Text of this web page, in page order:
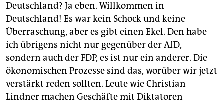
Deutschland? Ja eben. Willkommen in
Deutschland! Es war kein Schock und keine
Überraschung, aber es gibt einen Ekel. Den habe
ich übrigens nicht nur gegenüber der AfD,
sondern auch der FDP, es ist nur ein anderer. Die
ökonomischen Prozesse sind das, worüber wir jetzt
verstärkt reden sollten. Leute wie Christian
Lindner machen Geschäfte mit Diktatoren